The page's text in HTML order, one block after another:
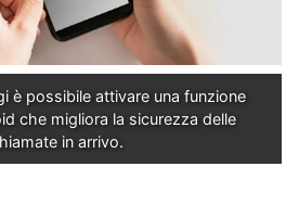
è possibile attivare una funzione
che migliora la sicurezza delle
in arrivo.